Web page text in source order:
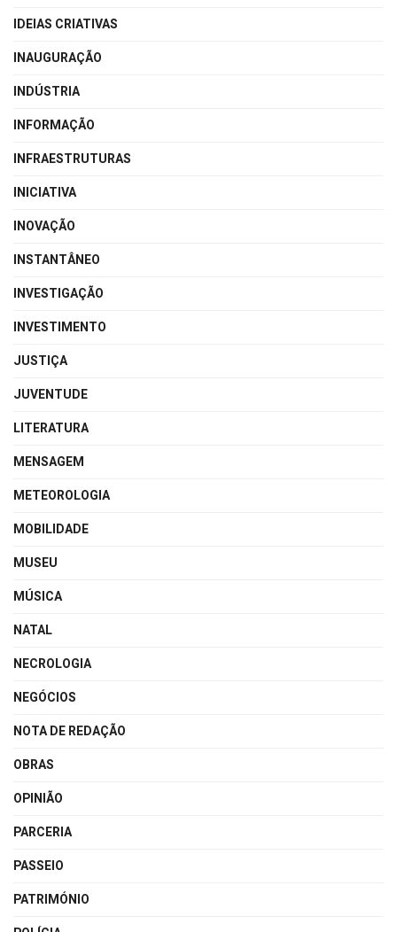
IDEIAS CRIATIVAS
INAUGURAÇÃO
INDÚSTRIA
INFORMAÇÃO
INFRAESTRUTURAS
INICIATIVA
INOVAÇÃO
INSTANTÂNEO
INVESTIGAÇÃO
INVESTIMENTO
JUSTIÇA
JUVENTUDE
LITERATURA
MENSAGEM
METEOROLOGIA
MOBILIDADE
MUSEU
MÚSICA
NATAL
NECROLOGIA
NEGÓCIOS
NOTA DE REDAÇÃO
OBRAS
OPINIÃO
PARCERIA
PASSEIO
PATRIMÓNIO